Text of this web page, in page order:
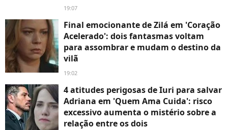
19:07
Final emocionante de Zilá em 'Coração
Acelerado': dois fantasmas voltam
para assombrar e mudam o destino da
vilã
19:02
4 atitudes perigosas de Iuri para salvar
Adriana em 'Quem Ama Cuida': risco
excessivo aumenta o mistério sobre a
relação entre os dois